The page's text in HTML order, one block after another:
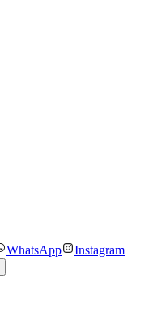
WhatsApp
Instagram